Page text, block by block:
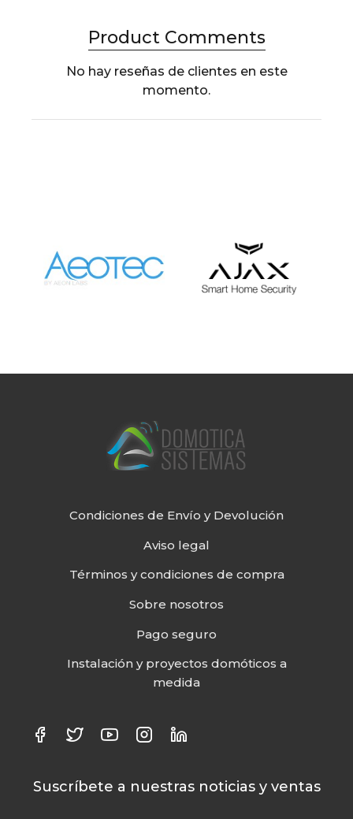
Product Comments
No hay reseñas de clientes en este
momento.
Condiciones de Envío y Devolución
Aviso legal
Términos y condiciones de compra
Sobre nosotros
Pago seguro
Instalación y proyectos domóticos a
medida
Suscríbete a nuestras noticias y ventas